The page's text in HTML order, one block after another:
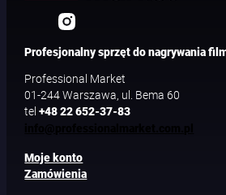
Profesjonalny sprzęt do nagrywania
Professional Market
01-244 Warszawa, ul. Bema 60
tel+48 22 652-37-83
Moje konto
Zamówienia